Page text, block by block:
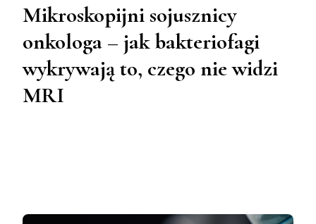
Mikroskopijni sojusznicy
onkologa – jak bakteriofagi
wykrywają to, czego nie widzi
MRI